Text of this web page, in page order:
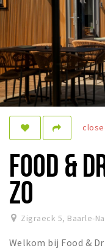
Visit Baarle Shop
Bon d'achat Enclave
Événements
Manger
Boire
Dormir
Achats
Parking
FOOD &
ZO
Zigraeck 5, Baarle-
Welkom bij Food &